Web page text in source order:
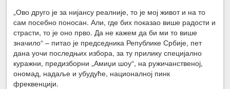
„Ово друго је за нијансу реалније, то је мој живот и на то
сам посебно поносан. Али, где бих показао више радости и
страсти, то је оно прво. Да не кажем да би ми то више
значило“ – питао је председника Републике Србије, пет
дана уочи последњих избора, за ту прилику специјално
куражни, предизборни „Амиџи шоу“, на ружичанственој,
ономад, надаље и убудуће, националној пинк
фреквенцији.